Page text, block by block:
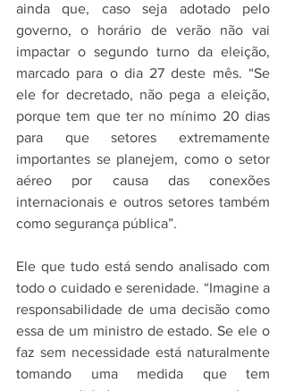
ainda que, caso seja adotado pelo
governo, o horário de verão não vai
impactar o segundo turno da eleição,
marcado para o dia 27 deste mês. “Se
ele for decretado, não pega a eleição,
porque tem que ter no mínimo 20 dias
para que setores extremamente
importantes se planejem, como o setor
aéreo por causa das conexões
internacionais e outros setores também
como segurança pública”.
Ele que tudo está sendo analisado com
todo o cuidado e serenidade. “Imagine a
responsabilidade de uma decisão como
essa de um ministro de estado. Se ele o
faz sem necessidade está naturalmente
tomando uma medida que tem